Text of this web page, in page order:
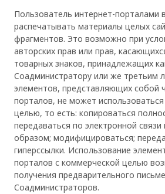
Пользователь интернет-порталами
распечатывать материалы целых
фрагментов. Это возможно при
авторских прав или прав,
товарных знаков, принадлежащих
Соадминистратору или же третьим
элементов, представляющих собой
порталов, не может
целью, то есть: копироваться
передаваться по электронной
образом; модифицироваться;
гиперссылки. Использование
порталов с коммерческой целью
получения предварительного
Соадминистраторов.